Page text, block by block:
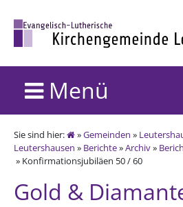
Menü
Sie sind hier: »Gemeinden »
Leutershausen » Berichte»Archiv»
» Konfirmationsjubiläen 50 / 60
Gold &